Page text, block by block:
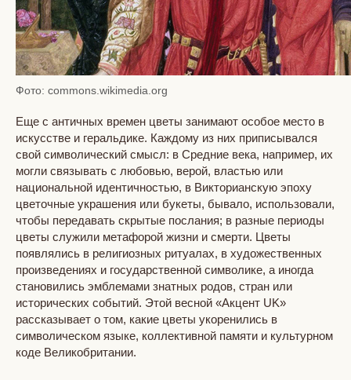
Фото: commons.wikimedia.org
Еще с античных времен цветы занимают особое место в
искусстве и геральдике. Каждому из них приписывался
свой символический смысл: в Средние века, например, их
могли связывать с любовью, верой, властью или
национальной идентичностью, в Викторианскую эпоху
цветочные украшения или букеты, бывало, использовали,
чтобы передавать скрытые послания; в разные периоды
цветы служили метафорой жизни и смерти. Цветы
появлялись в религиозных ритуалах, в художественных
произведениях и государственной символике, а иногда
становились эмблемами знатных родов, стран или
исторических событий. Этой весной «Акцент UK»
рассказывает о том, какие цветы укоренились в
символическом языке, коллективной памяти и культурном
коде Великобритании.